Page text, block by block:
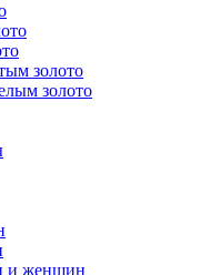
золото
золото
и женщин